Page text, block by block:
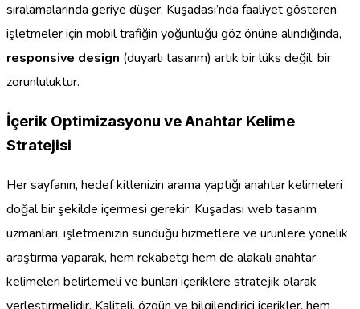
sıralamalarında geriye düşer. Kuşadası’nda faaliyet gösteren
işletmeler için mobil trafiğin yoğunluğu göz önüne alındığında,
responsive design (duyarlı tasarım) artık bir lüks değil, bir
zorunluluktur.
İçerik Optimizasyonu ve Anahtar Kelime
Stratejisi
Her sayfanın, hedef kitlenizin arama yaptığı anahtar kelimeleri
doğal bir şekilde içermesi gerekir. Kuşadası web tasarım
uzmanları, işletmenizin sunduğu hizmetlere ve ürünlere yönelik
araştırma yaparak, hem rekabetçi hem de alakalı anahtar
kelimeleri belirlemeli ve bunları içeriklere stratejik olarak